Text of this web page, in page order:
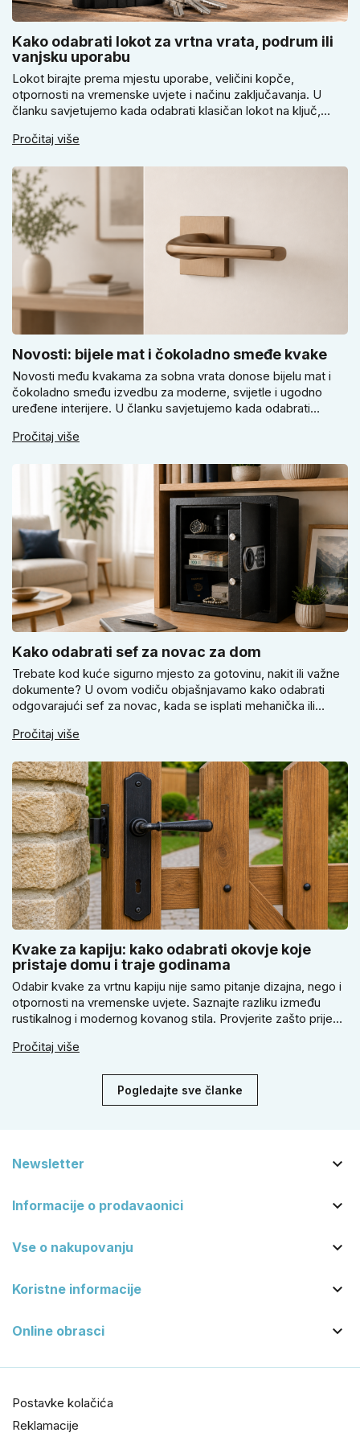
Kako odabrati lokot za vrtna vrata, podrum ili
vanjsku uporabu
Lokot birajte prema mjestu uporabe, veličini kopče,
otpornosti na vremenske uvjete i načinu zaključavanja. U
članku savjetujemo kada odabrati klasičan lokot na ključ,
vrtnih vrata, podruma ili vrtne kućice ne isplati voditi samo
Pročitaj više
Novosti: bijele mat i čokoladno smeđe kvake
Novosti među kvakama za sobna vrata donose bijelu mat i
čokoladno smeđu izvedbu za moderne, svijetle i ugodno
uređene interijere. U članku savjetujemo kada odabrati
i kako birati između okrugle i kvadratne rozete prema stilu
Pročitaj više
Kako odabrati sef za novac za dom
Trebate kod kuće sigurno mjesto za gotovinu, nakit ili važne
dokumente? U ovom vodiču objašnjavamo kako odabrati
odgovarajući sef za novac, kada se isplati mehanička ili
za stvarnu sigurnost. Dobit ćete praktične savjete za odabir
Pročitaj više
Kvake za kapiju: kako odabrati okovje koje
pristaje domu i traje godinama
Odabir kvake za vrtnu kapiju nije samo pitanje dizajna, nego i
otpornosti na vremenske uvjete. Saznajte razliku između
rustikalnog i modernog kovanog stila. Provjerite zašto prije
se zbog veće sigurnosti isplati odabrati kvaku s kuglom za
Pročitaj više
Pogledajte sve članke
Newsletter 
Informacije o prodavaonici 
Vse o nakupovanju 
Koristne informacije 
Online obrasci 
Postavke kolačića
Reklamacije